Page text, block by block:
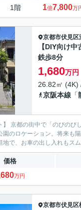
1階 1億7,800万
京都市伏見区
【DIY向け
鉄歩8分
1,680万円
26.82㎡ (4K)
京阪本線 「
】 京都の街中で「のびの
園のロケーション。将来も
価格
万円
京都市伏見区